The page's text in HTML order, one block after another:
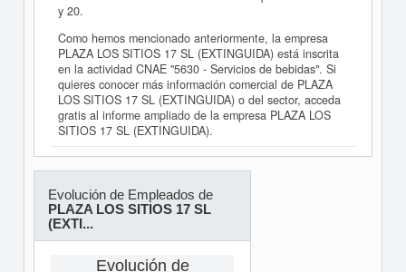
y 20.
Como hemos mencionado anteriormente, la empresa
PLAZA LOS SITIOS 17 SL (EXTINGUIDA) está inscrita
en la actividad CNAE "5630 - Servicios de bebidas". Si
quieres conocer más información comercial de PLAZA
LOS SITIOS 17 SL (EXTINGUIDA) o del sector, acceda
gratis al informe ampliado de la empresa PLAZA LOS
SITIOS 17 SL (EXTINGUIDA).
Evolución de Empleados de
PLAZA LOS SITIOS 17 SL
(EXTI...
Evolución de